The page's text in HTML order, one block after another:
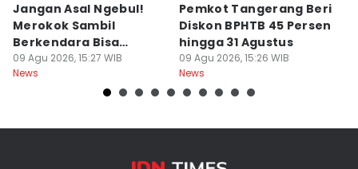
Jangan Asal Ngebul!
Merokok Sambil
Berkendara Bisa
Didenda Rp750 Ribu
09 Agu 2026, 15:27 WIB
News
Pemkot Tangerang Beri
Diskon BPHTB 45 Persen
hingga 31 Agustus
09 Agu 2026, 15:26 WIB
News